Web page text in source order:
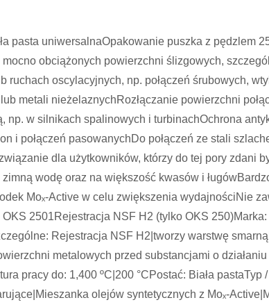
pasta uniwersalnaOpakowanie puszka z pędzlem
obciążonych powierzchni ślizgowych,
ruchach oscylacyjnych, np. połączeń śrubowych,
metali nieżelaznychRozłączanie powierzchni
np. w silnikach spalinowych i turbinachOchrona
i połączeń pasowanychDo połączeń ze stali
dla użytkowników, którzy do tej pory zdani
wodę oraz na większość kwasów i
Moₓ-Active w celu zwiększenia wydajnościNie
2501Rejestracja NSF H2 (tylko OKS
Rejestracja NSF H2|tworzy warstwę
metalowych przed substancjami o
pracy do: 1,400 ºC|200 °CPostać: Biała pastaTyp
olejów syntetycznych z Moₓ-